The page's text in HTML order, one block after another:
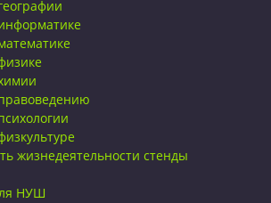
жизнедеятельности стенды
НУШ